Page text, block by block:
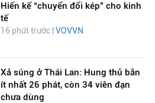
Hiến kế “chuyển đổi kép" cho kinh
tế
16 phút trước | VOVVN
Xả súng ở Thái Lan: Hung thủ bắn
ít nhất 26 phát, còn 34 viên đạn
chưa dùng